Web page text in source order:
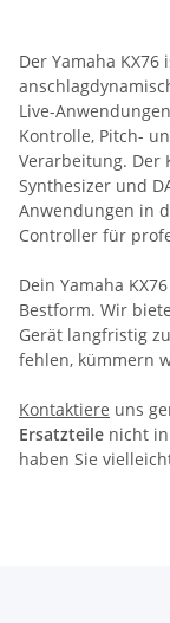
Der Yamaha
Live-
Kontrolle, Pitch-
Verarbeitung. Der
Synthesizer und
Anwendungen in
Controller für
Dein Yamaha
Bestform. Wir
Gerät langfristig
fehlen, kümmern
Kontaktiere uns
Ersatzteile nicht
haben Sie